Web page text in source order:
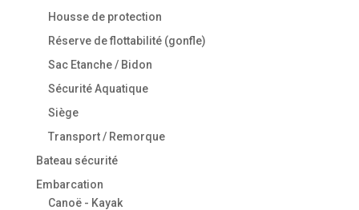
Housse de protection
Réserve de flottabilité (gonfle)
Sac Etanche / Bidon
Sécurité Aquatique
Siège
Transport / Remorque
Bateau sécurité
Embarcation
Canoë - Kayak